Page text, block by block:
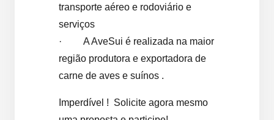
transporte aéreo e rodoviário e
serviços
· A AveSui é realizada na maior
região produtora e exportadora de
carne de aves e suínos .
Imperdível ! Solicite agora mesmo